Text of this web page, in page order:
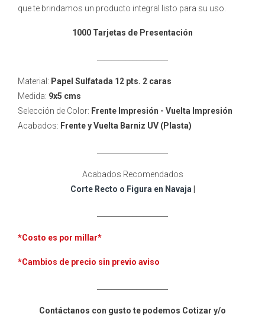
que te brindamos un producto integral listo para su uso.
1000 Tarjetas de Presentación
Material: Papel Sulfatada 12 pts. 2 caras
Medida: 9x5 cms
Selección de Color: Frente Impresión - Vuelta Impresión
Acabados: Frente y Vuelta Barniz UV (Plasta)
Acabados Recomendados
Corte Recto o Figura en Navaja
*Costo es por millar*
*Cambios de precio sin previo aviso
Contáctanos con gusto te podemos Cotizar y/o